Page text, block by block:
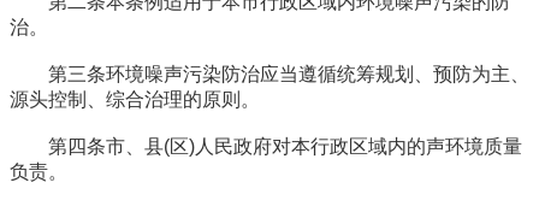
治。
第三条环境噪声污染防治应当遵循统筹规划、预防为主、
源头控制、综合治理的原则。
第四条市、县(区)人民政府对本行政区域内的声环境质量
负责。